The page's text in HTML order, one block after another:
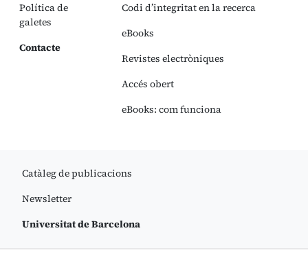
Política de
galetes
Contacte
Codi d’integritat en la recerca
eBooks
Revistes electròniques
Accés obert
eBooks: com funciona
Catàleg de publicacions
Newsletter
Universitat de Barcelona